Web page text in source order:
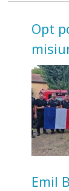
Opt
Emil